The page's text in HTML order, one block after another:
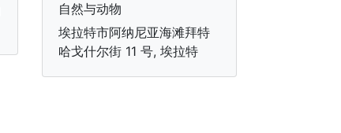
自然与动物
埃拉特市阿纳尼亚海滩拜特
哈戈什尔街 11 号, 埃拉特